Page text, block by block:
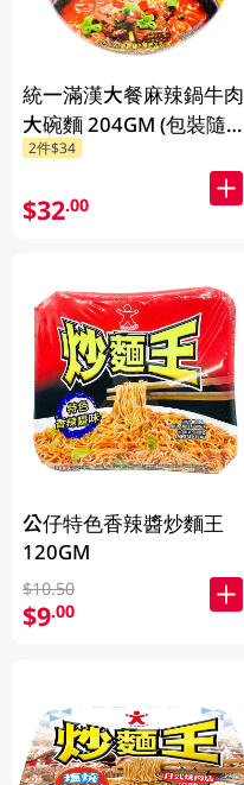
統一滿漢大餐麻辣鍋牛肉
大碗麵 204GM (包裝隨機
發放)
2件$34
$32.00
公仔特色香辣醬炒麵王
120GM
$10.50
$9.00